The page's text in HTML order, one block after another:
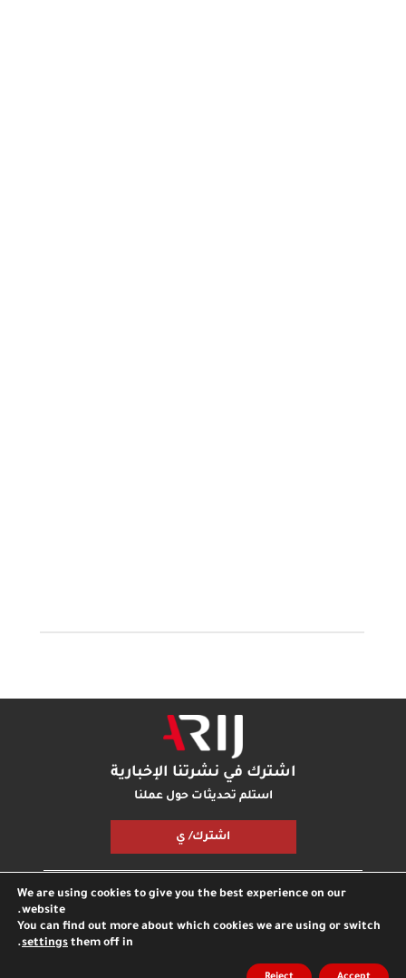
اشترك في نشرتنا الإخبارية
استلم تحديثات حول عملنا
اشترك/ ي
مكتبة أريجبودكاست أريجاتصل بناشارك معنا
We are using cookies to give you the best experience on our
website.
You can find out more about which cookies we are using or switch
them off in
settings
.